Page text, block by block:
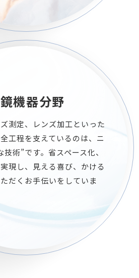
機器分野
測定、レンズ加工といった
工程を支えているのは、ニ
術”です。省スペース化、
現し、見える喜び、かける
だくお手伝いをしていま